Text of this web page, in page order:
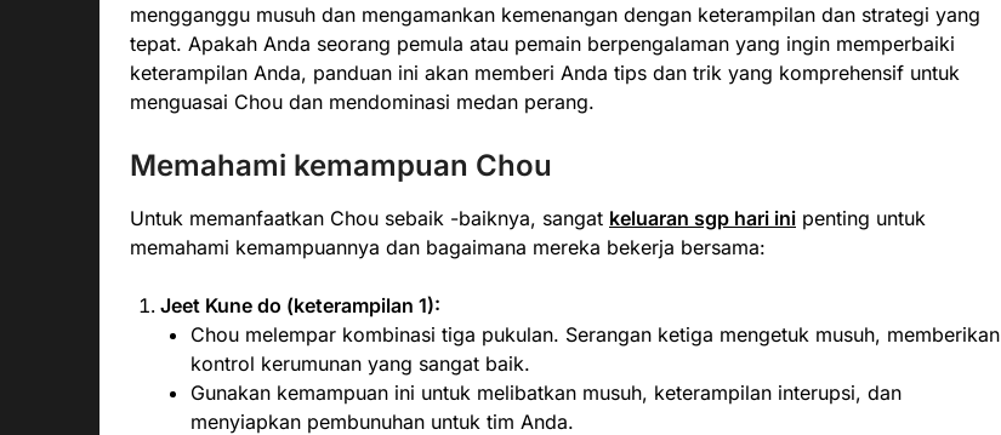
mengganggu musuh dan mengamankan kemenangan dengan keterampilan dan strategi yang
tepat. Apakah Anda seorang pemula atau pemain berpengalaman yang ingin memperbaiki
keterampilan Anda, panduan ini akan memberi Anda tips dan trik yang komprehensif untuk
menguasai Chou dan mendominasi medan perang.
Memahami kemampuan Chou
Untuk memanfaatkan Chou sebaik -baiknya, sangat keluaran sgp hari ini penting untuk
memahami kemampuannya dan bagaimana mereka bekerja bersama:
Jeet Kune do (keterampilan 1):
Chou melempar kombinasi tiga pukulan. Serangan ketiga mengetuk musuh, memberikan
kontrol kerumunan yang sangat baik.
Gunakan kemampuan ini untuk melibatkan musuh, keterampilan interupsi, dan
menyiapkan pembunuhan untuk tim Anda.